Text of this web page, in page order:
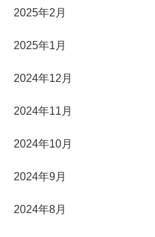
2025年2月
2025年1月
2024年12月
2024年11月
2024年10月
2024年9月
2024年8月